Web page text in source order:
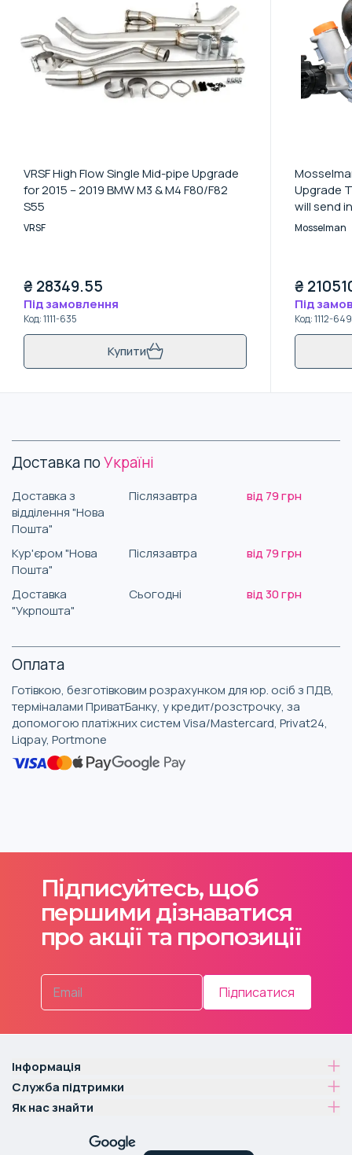
VRSF High Flow Single Mid-pipe Upgrade
for 2015 – 2019 BMW M3 & M4 F80/F82
S55
VRSF
₴ 28349.55
Під замовлення
Код:1111-635
Купити
Upgrade
will send
MSL
Mosselman
₴
Під
Код:1112-649
Доставка поУкраїні
Доставка з
відділення "Нова
Пошта"
Післязавтра від 79 грн
Кур'єром "Нова
Пошта"
Післязавтра від 79 грн
Доставка
"Укрпошта"
Сьогодні від 30 грн
Оплата
Готівкою, безготівковим розрахунком для юр. осіб з ПДВ,
терміналами ПриватБанку, у кредит/розстрочку, за
допомогою платіжних систем Visa/Mastercard, Privat24,
Liqpay, Portmone
Підписуйтесь, щоб
першими дізнаватися
про акції та пропозиції
Підписатися
Інформація
Служба підтримки
Як нас знайти